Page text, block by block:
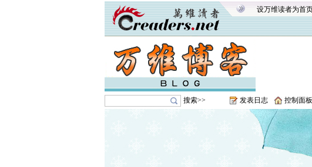
设万维读者为首
搜索>> 发表日志 控制面板